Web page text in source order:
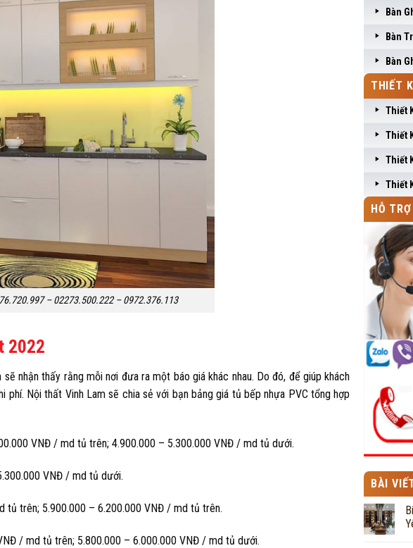
– 02273.500.222 – 0972.376.113
2022
nhận thấy rằng mỗi nơi đưa ra một báo giá khác nhau. Do đó, để giúp khách
phí. Nội thất Vinh Lamsẽ chia sẻ với bạn bảng giá tủ bếp nhựa PVC tổng hợp
VNĐ / md tủ trên; 4.900.000 – 5.300.000 VNĐ / md tủ dưới.
VNĐ / md tủ dưới.
tủ trên; 5.900.000 – 6.200.000 VNĐ / md tủ trên.
/ md tủ trên; 5.800.000 – 6.000.000 VNĐ / md tủ dưới.
Bàn
Bàn
Bàn
THIẾT
Thiết
Thiết
Thiết
Thiết
HỖ
BÀI